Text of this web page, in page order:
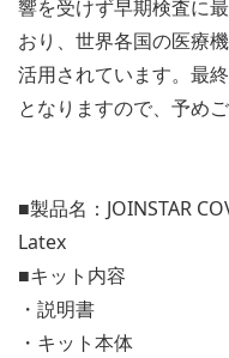
響を受けず早期検査に
おり、世界各国の医療
活用されています。最
となりますので、予め
■製品名：JOINSTAR
Latex
■キット内容
・説明書
・キット本体